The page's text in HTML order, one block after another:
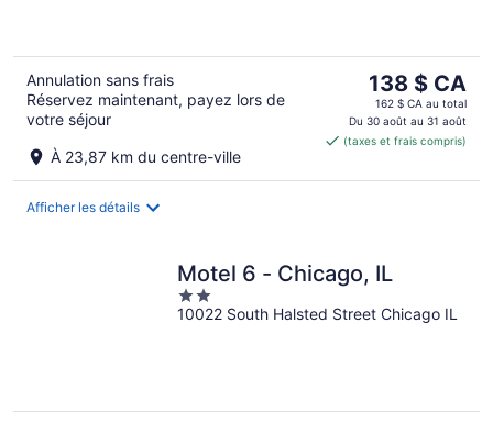
Annulation sans frais
Réservez maintenant, payez lors de
votre séjour
À 23,87 km du centre-ville
Le
prix
est
de 138 $ CA
138 $ CA
162 $ CA au total
Du 30 août au 31 août
(taxes et frais compris)
Afficher les détails
Motel 6 - Chicago, IL
2
out
10022 South Halsted Street Chicago IL